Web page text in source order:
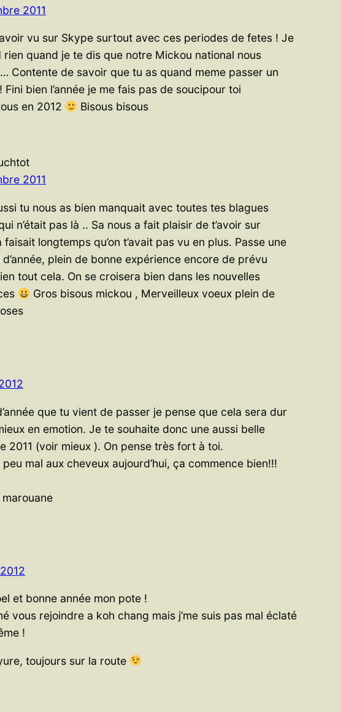
2011
vu sur Skype surtout avec ces periodes de fetes ! Je
rien quand je te dis que notre Mickou national nous
Contente de savoir que tu as quand meme passer un
Fini bien l’année je me fais pas de soucipour toi
en 2012
Bisous bisous
2011
tu nous as bien manquait avec toutes tes blagues
n’était pas là .. Sa nous a fait plaisir de t’avoir sur
faisait longtemps qu’on t’avait pas vu en plus. Passe une
plein de bonne expérience encore de prévu
tout cela. On se croisera bien dans les nouvelles
Gros bisous mickou , Merveilleux voeux plein de
que tu vient de passer je pense que cela sera dur
en emotion. Je te souhaite donc une aussi belle
2011 (voir mieux ). On pense très fort à toi.
peu mal aux cheveux aujourd’hui, ça commence bien!!!
et bonne année mon pote !
vous rejoindre a koh chang mais j’me suis pas mal éclaté
!
toujours sur la route